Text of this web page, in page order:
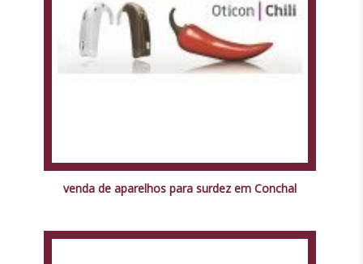
venda de aparelhos para surdez em Conchal